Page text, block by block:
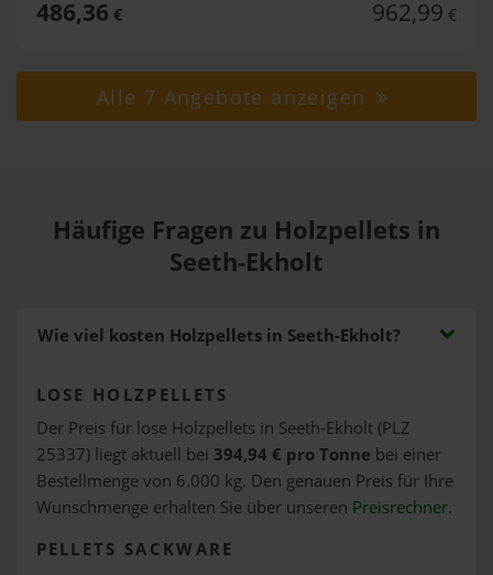
486,36 € 962,99 €
Alle 7 Angebote anzeigen
Häufige Fragen zu Holzpellets in
Seeth-Ekholt
Wie viel kosten Holzpellets in Seeth-Ekholt?
LOSE HOLZPELLETS
Der Preis für lose Holzpellets in Seeth-Ekholt (PLZ
25337) liegt aktuell bei 394,94 € pro Tonne bei einer
Bestellmenge von 6.000 kg. Den genauen Preis für Ihre
Wunschmenge erhalten Sie über unseren Preisrechner.
PELLETS SACKWARE